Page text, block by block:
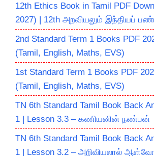
12th Ethics Book in Tamil PDF
2027) | 12th அறவியலும் இந்தியப்
2nd Standard Term 1 Books PDF
(Tamil, English, Maths, EVS)
1st Standard Term 1 Books PDF
(Tamil, English, Maths, EVS)
TN 6th Standard Tamil Book Back
1 | Lesson 3.3 – கணியனின் நண்பன்
TN 6th Standard Tamil Book Back
1 | Lesson 3.2 – அறிவியலால்